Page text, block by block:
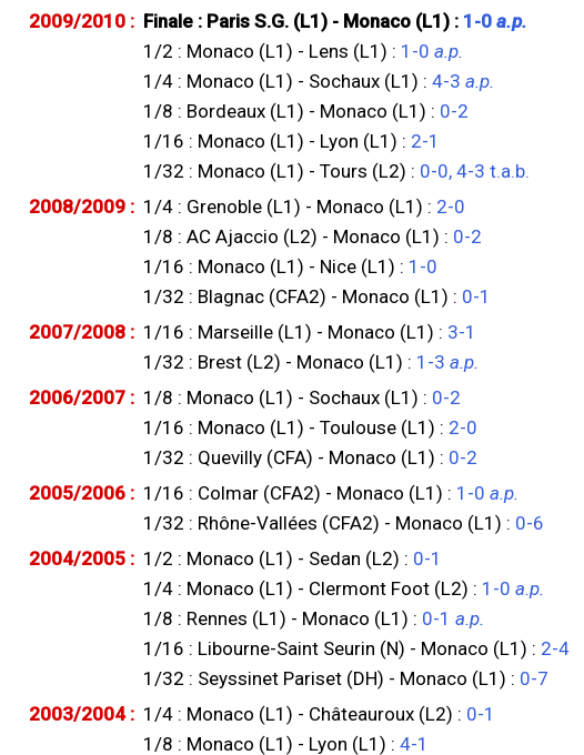
2009/2010 : Finale : Paris S.G. (L1) - Monaco (L1) : 1-0 a.p.
1/2 : Monaco (L1) - Lens (L1) : 1-0 a.p.
1/4 : Monaco (L1) - Sochaux (L1) : 4-3 a.p.
1/8 : Bordeaux (L1) - Monaco (L1) : 0-2
1/16 : Monaco (L1) - Lyon (L1) : 2-1
1/32 : Monaco (L1) - Tours (L2) : 0-0, 4-3 t.a.b.
2008/2009 : 1/4 : Grenoble (L1) - Monaco (L1) : 2-0
1/8 : AC Ajaccio (L2) - Monaco (L1) : 0-2
1/16 : Monaco (L1) - Nice (L1) : 1-0
1/32 : Blagnac (CFA2) - Monaco (L1) : 0-1
2007/2008 : 1/16 : Marseille (L1) - Monaco (L1) : 3-1
1/32 : Brest (L2) - Monaco (L1) : 1-3 a.p.
2006/2007 : 1/8 : Monaco (L1) - Sochaux (L1) : 0-2
1/16 : Monaco (L1) - Toulouse (L1) : 2-0
1/32 : Quevilly (CFA) - Monaco (L1) : 0-2
2005/2006 : 1/16 : Colmar (CFA2) - Monaco (L1) : 1-0 a.p.
1/32 : Rhône-Vallées (CFA2) - Monaco (L1) : 0-6
2004/2005 : 1/2 : Monaco (L1) - Sedan (L2) : 0-1
1/4 : Monaco (L1) - Clermont Foot (L2) : 1-0 a.p.
1/8 : Rennes (L1) - Monaco (L1) : 0-1 a.p.
1/16 : Libourne-Saint Seurin (N) - Monaco (L1) : 2-4
1/32 : Seyssinet Pariset (DH) - Monaco (L1) : 0-7
2003/2004 : 1/4 : Monaco (L1) - Châteauroux (L2) : 0-1
1/8 : Monaco (L1) - Lyon (L1) : 4-1